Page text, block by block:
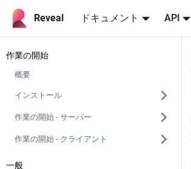
Reveal ドキュメント API
作業の開始
概要
インストール
作業の開始 - サーバー
作業の開始 - クライアント
一般